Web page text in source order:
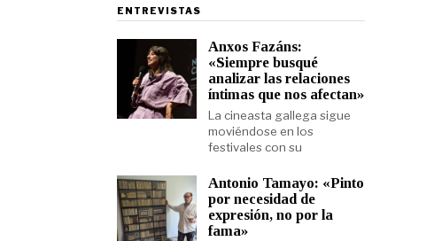
ENTREVISTAS
Anxos Fazáns:
«Siempre busqué
analizar las relaciones
íntimas que nos afectan»
La cineasta gallega sigue
moviéndose en los
festivales con su
Antonio Tamayo: «Pinto
por necesidad de
expresión, no por la
fama»